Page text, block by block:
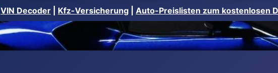
VIN Decoder Kfz-Versicherung Auto-Preislisten zum kostenlosen